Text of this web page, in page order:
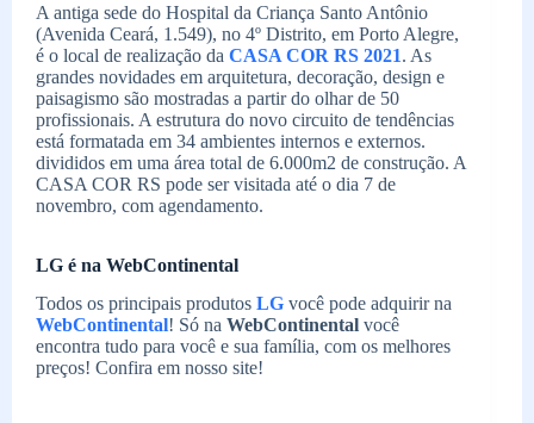
A antiga sede do Hospital da Criança Santo Antônio
(Avenida Ceará, 1.549), no 4º Distrito, em Porto Alegre,
é o local de realização da CASA COR RS 2021. As
grandes novidades em arquitetura, decoração, design e
paisagismo são mostradas a partir do olhar de 50
profissionais. A estrutura do novo circuito de tendências
está formatada em 34 ambientes internos e externos.
divididos em uma área total de 6.000m2 de construção. A
CASA COR RS pode ser visitada até o dia 7 de
novembro, com agendamento.
LG é na WebContinental
Todos os principais produtos LG você pode adquirir na
WebContinental! Só na WebContinental você
encontra tudo para você e sua família, com os melhores
preços! Confira em nosso site!